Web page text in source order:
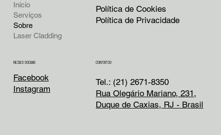
Início
Serviços
Sobre
Laser Cladding
Política de Privacidade
Política de Cookies
REDES SOCIAIS
Facebook
Instagram
CONTATOS
Tel.: (21) 2671-8350
Rua Olegário Mariano, 231,
Duque de Caxias, RJ - Brasil